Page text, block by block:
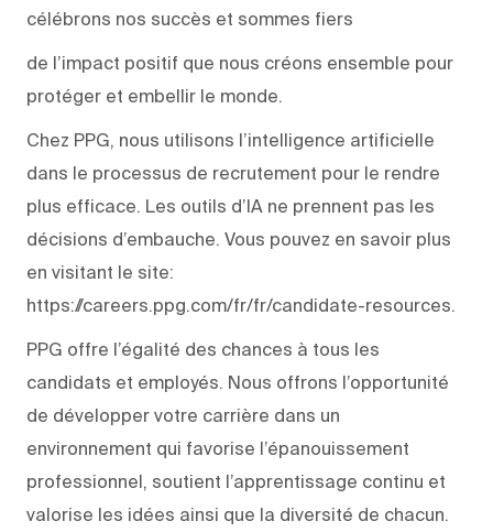
célébrons nos succès et sommes fiers
de l’impact positif que nous créons ensemble pour
protéger et embellir le monde.
Chez PPG, nous utilisons l’intelligence artificielle
dans le processus de recrutement pour le rendre
plus efficace. Les outils d’IA ne prennent pas les
décisions d’embauche. Vous pouvez en savoir plus
en visitant le site:
https://careers.ppg.com/fr/fr/candidate-resources.
PPG offre l’égalité des chances à tous les
candidats et employés. Nous offrons l’opportunité
de développer votre carrière dans un
environnement qui favorise l’épanouissement
professionnel, soutient l’apprentissage continu et
valorise les idées ainsi que la diversité de chacun.